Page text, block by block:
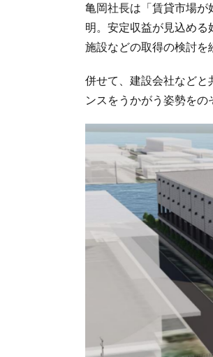
亀岡社長は「賃貸市場が
明。安定収益が見込め
施設などの取得の検討を
併せて、建設会社などと
ンスをうかがう姿勢をの